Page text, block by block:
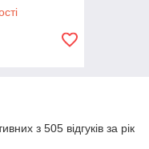
з 505 відгуків за рік